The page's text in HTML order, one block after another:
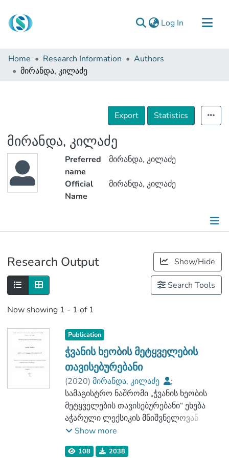
Log In (current)
Communities & Collections
Browse
Home Research Information
Authors
მირანდა, კილაძე
Export Statistics
მირანდა, კილაძე
Preferred
name
მირანდა, კილაძე
Official
Name
მირანდა, კილაძე
Research Output Show/Hide
Search Tools
Now showing 1 - 1 of 1
Publication
ჭვანის ხეობის მეტყველების
თავისებურებანი
(2020) მირანდა, კილაძე
;
ბერიძე, თალიკო
;
ჰუმანიტარულ მეცნიერებათა და
განათლების ფაკულტეტი
;
ტბელ აბუსერისძის სახელობის
სამაგისტრო ნაშრომი „ჭვანის ხეობის
მეტყველების თავისებურებანი“ ეხება
აჭარული ლექსიკის მნიშვნელოვან
საკითხს. კვლევის საგანია ჭვანის ხეობის
დაკვირვება და არსებული
Show more
108 2038